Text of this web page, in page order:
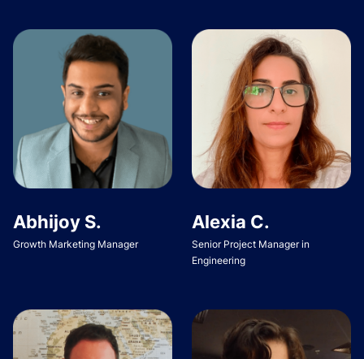
Abhijoy S.
Growth Marketing Manager
Alexia C.
Senior Project Manager in
Engineering